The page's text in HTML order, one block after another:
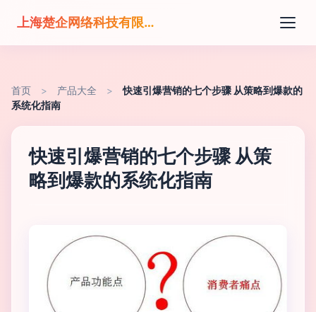
上海楚企网络科技有限公司
首页 > 产品大全 >
快速引爆营销的七个步骤 从策略到爆款的
系统化指南
快速引爆营销的七个步骤 从策
略到爆款的系统化指南